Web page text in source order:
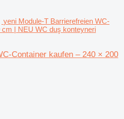
yeni Module-T Barrierefreien WC-
| NEU WC duş konteyneri
Container kaufen – 240 × 200